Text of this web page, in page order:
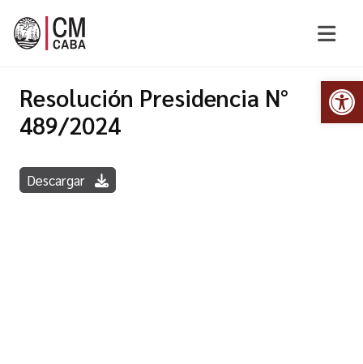
Resolución Presidencia N°
489/2024
Descargar